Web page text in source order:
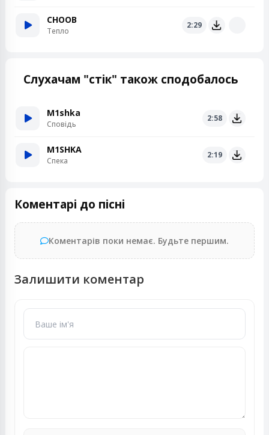
CHOOB
Тепло
2:29
Слухачам "стік" також сподобалось
M1shka
Сповідь
2:58
M1SHKA
Спека
2:19
Коментарі до пісні
Коментарів поки немає. Будьте першим.
Залишити коментар